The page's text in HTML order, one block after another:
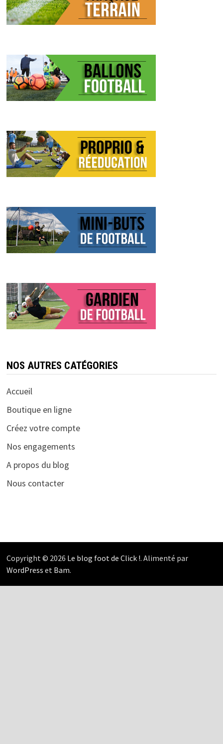
NOS AUTRES CATÉGORIES
Accueil
Boutique en ligne
Créez votre compte
Nos engagements
A propos du blog
Nous contacter
Copyright © 2026 Le blog foot de Click !. Alimenté par
WordPress et Bam.